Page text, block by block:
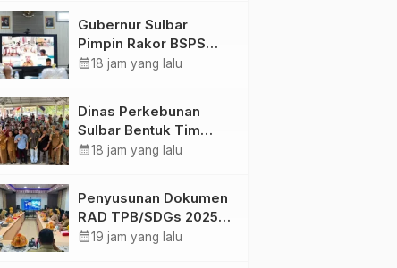
Gubernur Sulbar
Pimpin Rakor BSPS
2026: Mamuju dan
5.250 Unit
calendar_month18 jam yang lalu
Dinas Perkebunan
Sulbar Bentuk Tim
Kendali Internal ICS
Pekebun di
Pasangkayu
calendar_month18 jam yang lalu
Penyusunan Dokumen
RAD TPB/SDGs 2025–
2029 Perkuat Arah
calendar_month19 jam yang lalu